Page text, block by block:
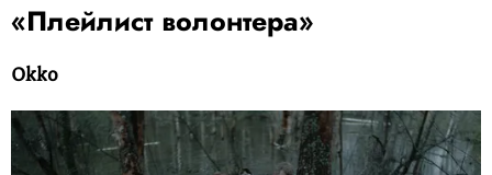
«Плейлист волонтера»
Okko